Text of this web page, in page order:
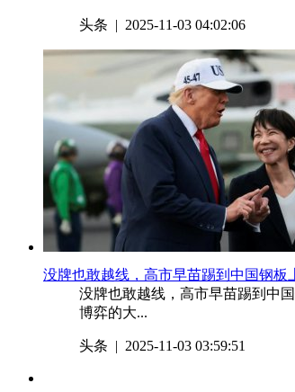
头条 | 2025-11-03 04:02:06
没牌也敢越线，高市早苗踢到中国钢板
没牌也敢越线，高市早苗踢到中
博弈的大...
头条 | 2025-11-03 03:59:51